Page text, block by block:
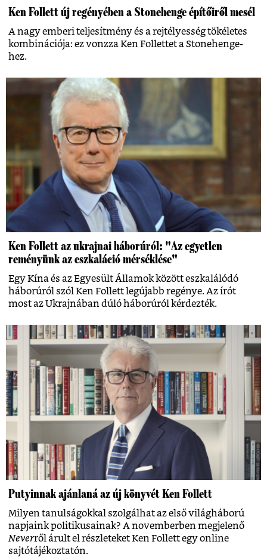
Ken Follett új regényében a Stonehenge építőiről mesél
A nagy emberi teljesítmény és a rejtélyesség tökéletes
kombinációja: ez vonzza Ken Follettet a Stonehenge-
hez.
Ken Follett az ukrajnai háborúról: "Az egyetlen
reményünk az eszkaláció mérséklése"
Egy Kína és az Egyesült Államok között eszkalálódó
háborúról szól Ken Follett legújabb regénye. Az írót
most az Ukrajnában dúló háborúról kérdezték.
Putyinnak ajánlaná az új könyvét Ken Follett
Milyen tanulságokkal szolgálhat az első világháború
napjaink politikusainak? A novemberben megjelenő
Neverről árult el részleteket Ken Follett egy online
sajtótájékoztatón.